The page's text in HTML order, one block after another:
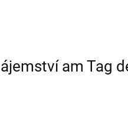
am Tag